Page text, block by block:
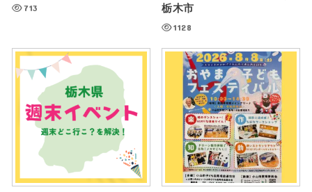
713
栃木市
1128